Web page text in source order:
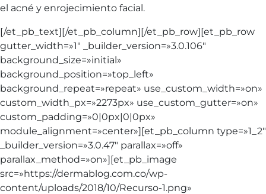
el acné y enrojecimiento facial.
[/et_pb_text][/et_pb_column][/et_pb_row][et_pb_row
gutter_width=»1″ _builder_version=»3.0.106″
background_size=»initial»
background_position=»top_left»
background_repeat=»repeat» use_custom_width=»on»
custom_width_px=»2273px» use_custom_gutter=»on»
custom_padding=»0|0px|0|0px»
module_alignment=»center»][et_pb_column type=»1_2″
_builder_version=»3.0.47″ parallax=»off»
parallax_method=»on»][et_pb_image
src=»https://dermablog.com.co/wp-
content/uploads/2018/10/Recurso-1.png»